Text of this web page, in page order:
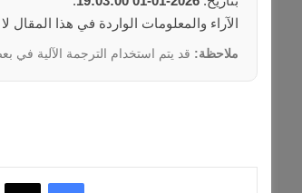
الآراء والمعلومات الواردة في هذا
ملاحظة: قد يتم استخدام الترجمة الآلية في
فيسبوك ‫X